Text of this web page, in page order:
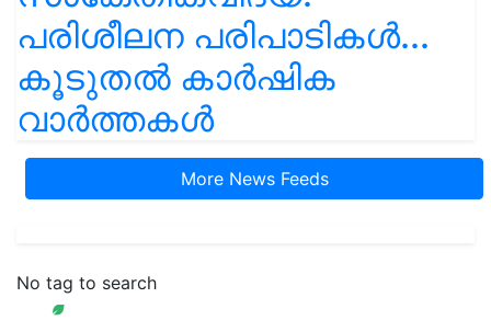
പരിശീലന പരിപാടികൾ...
കൂടുതൽ കാർഷിക
വാർത്തകൾ
More News Feeds
No tag to search